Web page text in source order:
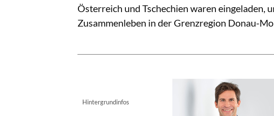
Österreich und Tschechien waren eingeladen,
Zusammenleben in der Grenzregion Donau-
Hintergrundinfos